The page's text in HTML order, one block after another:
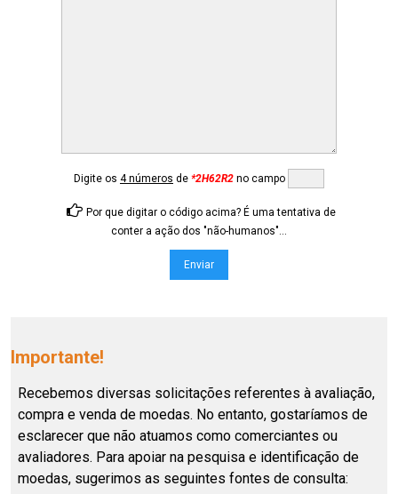
Digite os 4 números de *2H62R2 no campo
Por que digitar o código acima? É uma tentativa de
conter a ação dos "não-humanos"...
Importante!
Recebemos diversas solicitações referentes à avaliação,
compra e venda de moedas. No entanto, gostaríamos de
esclarecer que não atuamos como comerciantes ou
avaliadores. Para apoiar na pesquisa e identificação de
moedas, sugerimos as seguintes fontes de consulta: